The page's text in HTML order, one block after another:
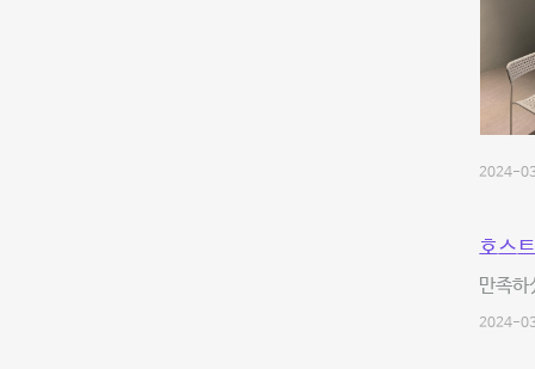
2024-
호스
만족
2024-